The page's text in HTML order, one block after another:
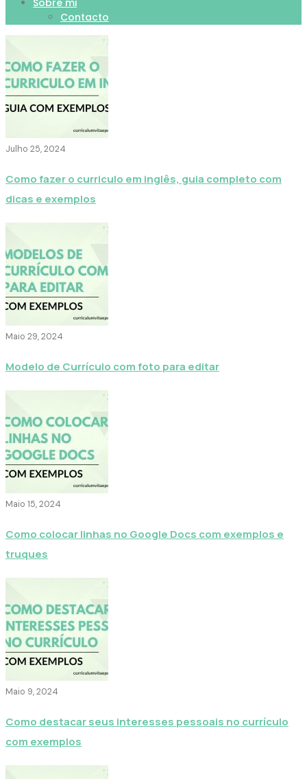
Sobre mi
Contacto
Julho 25, 2024
Como fazer o curriculo em inglês, guia completo com
dicas e exemplos
Maio 29, 2024
Modelo de Currículo com foto para editar
Maio 15, 2024
Como colocar linhas no Google Docs com exemplos e
truques
Maio 9, 2024
Como destacar seus interesses pessoais no currículo
com exemplos